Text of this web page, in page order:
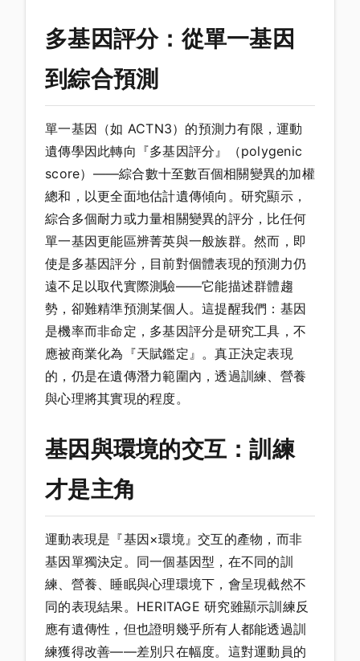
多基因評分：從單一基因
到綜合預測
單一基因（如 ACTN3）的預測力有限，運動
遺傳學因此轉向『多基因評分』（polygenic
score）——綜合數十至數百個相關變異的加權
總和，以更全面地估計遺傳傾向。研究顯示，
綜合多個耐力或力量相關變異的評分，比任何
單一基因更能區辨菁英與一般族群。然而，即
使是多基因評分，目前對個體表現的預測力仍
遠不足以取代實際測驗——它能描述群體趨
勢，卻難精準預測某個人。這提醒我們：基因
是機率而非命定，多基因評分是研究工具，不
應被商業化為『天賦鑑定』。真正決定表現
的，仍是在遺傳潛力範圍內，透過訓練、營養
與心理將其實現的程度。
基因與環境的交互：訓練
才是主角
運動表現是『基因×環境』交互的產物，而非
基因單獨決定。同一個基因型，在不同的訓
練、營養、睡眠與心理環境下，會呈現截然不
同的表現結果。HERITAGE 研究雖顯示訓練反
應有遺傳性，但也證明幾乎所有人都能透過訓
練獲得改善——差別只在幅度。這對運動員的